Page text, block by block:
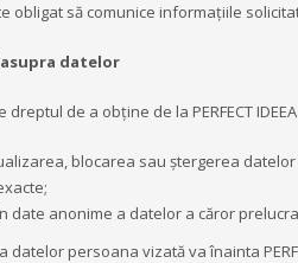
obligat să comunice informațiile
datelor
de a obține de la PERFECT
blocarea sau ștergerea
date anonime a datelor a căror
persoana vizată va înainta